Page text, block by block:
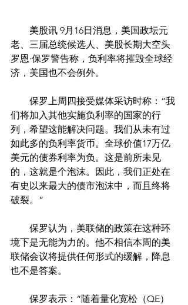
老、三届总统候选人、美股长期大空头
罗恩·保罗警告称，负利率将摧毁全球经
济，美国也不会例外。
保罗上周四接受媒体采访时称：“我
们将加入其他实施负利率的国家的行
列，希望这能解决问题。我们从未有过
如此多的负利率货币。全球价值17万亿
美元的债券利率为负。这是前所未见
的，这就是个泡沫。因此，我们正处在
有史以来最大的债市泡沫中，而且终将
破裂。”
保罗认为，美联储的政策在这种环
境下是无能为力的。他不相信本周的美
联储会议将提供任何形式的缓解，降息
也不是答案。
保罗表示：“随着量化宽松（QE）